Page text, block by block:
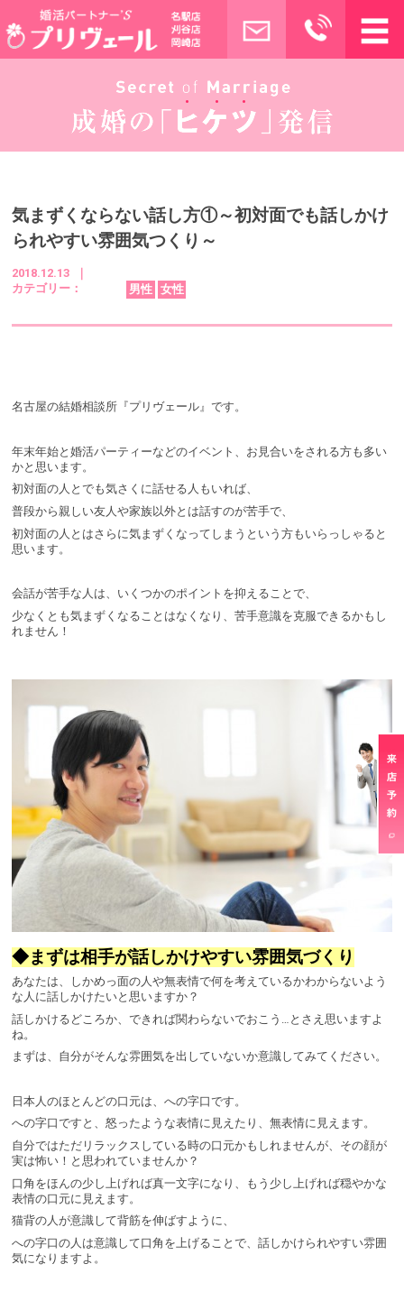
気まずくならない話し方①～初対面でも話しかけ
られやすい雰囲気つくり～
2018.12.13 ｜
カテゴリー：
男性 女性
名古屋の結婚相談所『プリヴェール』です。
年末年始と婚活パーティーなどのイベント、お見合いをされる方も多い
かと思います。
初対面の人とでも気さくに話せる人もいれば、
普段から親しい友人や家族以外とは話すのが苦手で、
初対面の人とはさらに気まずくなってしまうという方もいらっしゃると
思います。
会話が苦手な人は、いくつかのポイントを抑えることで、
少なくとも気まずくなることはなくなり、苦手意識を克服できるかもし
れません！
◆まずは相手が話しかけやすい雰囲気づくり
あなたは、しかめっ面の人や無表情で何を考えているかわからないよう
な人に話しかけたいと思いますか？
話しかけるどころか、できれば関わらないでおこう…とさえ思いますよ
ね。
まずは、自分がそんな雰囲気を出していないか意識してみてください。
日本人のほとんどの口元は、への字口です。
への字口ですと、怒ったような表情に見えたり、無表情に見えます。
自分ではただリラックスしている時の口元かもしれませんが、その顔が
実は怖い！と思われていませんか？
口角をほんの少し上げれば真一文字になり、もう少し上げれば穏やかな
表情の口元に見えます。
猫背の人が意識して背筋を伸ばすように、
への字口の人は意識して口角を上げることで、話しかけられやすい雰囲
気になりますよ。